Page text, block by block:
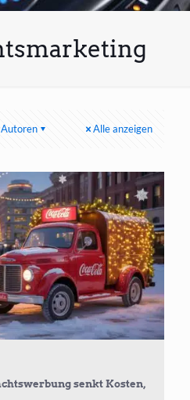
Autoren Alle anzeigen
senkt Kosten,